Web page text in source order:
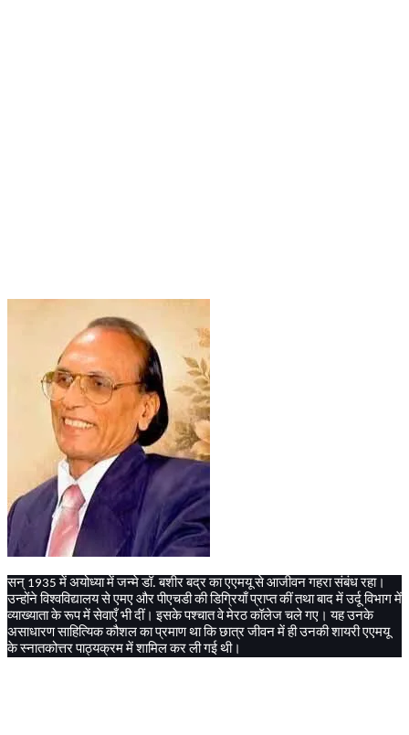
सन् 1935 मेंअयोध्यामेंजन्मेडॉ. बशीरबद्रकाएएमयूसेआजीवनगहरासंबंधरहा।
उन्होंनेविश्वविद्यालयसेएमएऔरपीएचडीकीडिग्रियाँप्राप्तकींतथाबादमेंउर्दूविभागमें
व्याख्याताकेरूपमेंसेवाएँभीदीं। इसकेपश्चातवेमेरठकॉलेजचलेगए। यहउनके
असाधारणसाहित्यिककौशलकाप्रमाणथाकिछात्रजीवनमेंहीउनकीशायरीएएमयू
केस्नातकोत्तरपाठ्यक्रममेंशामिलकरलीगईथी।